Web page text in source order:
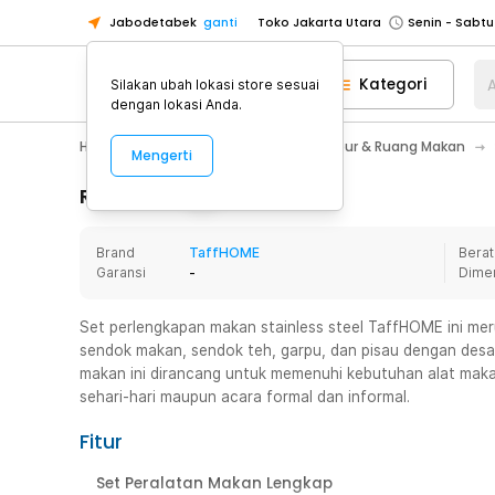
Jabodetabek ganti Toko Jakarta Utara
Toko Tangerang
Toko Cikupa
Pick n Go Jakarta Barat
Senin -
Pick n Go Bekasi
Senin - Jumat
Senin - Jumat
Senin -
Toko Jakarta Barat
Senin -
Toko Tangerang
Toko Cikupa
Pick n Go Jakarta Barat
Senin -
Senin - Jumat
Kategori
Home Appliance Perlengkapan Dapur & Ruang Makan
Rincian Produk
Brand
TaffHOME
Garansi
-
Set perlengkapan makan stainless steel TaffHOME ini
sendok makan, sendok teh, garpu, dan pisau dengan
makan ini dirancang untuk memenuhi kebutuhan alat
sehari-hari maupun acara formal dan informal.
Fitur
Set Peralatan Makan Lengkap
Silakan ubah lokasi store sesuai
dengan lokasi Anda.
Mengerti